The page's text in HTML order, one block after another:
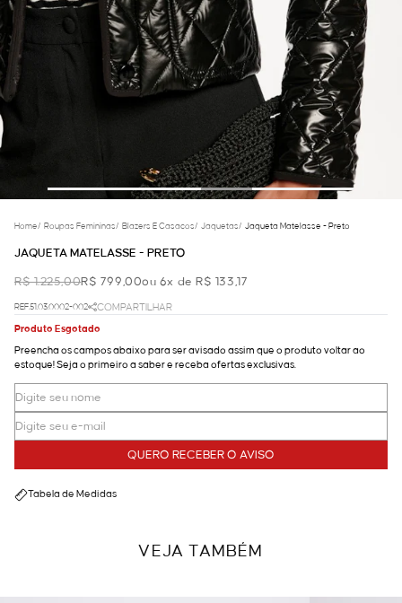
Home/ Roupas Femininas/ Blazers E Casacos/ Jaquetas/ Jaqueta Matelasse - Preto
JAQUETA MATELASSE - PRETO
R$ 1.225,00R$ 799,00ou 6x de R$ 133,17
REF.51.03.0002-002
COMPARTILHAR
Produto Esgotado
Preencha os campos abaixo para ser avisado assim que o produto voltar ao
estoque! Seja o primeiro a saber e receba ofertas exclusivas.
QUERO RECEBER O AVISO
Tabela de Medidas
VEJA TAMBÉM